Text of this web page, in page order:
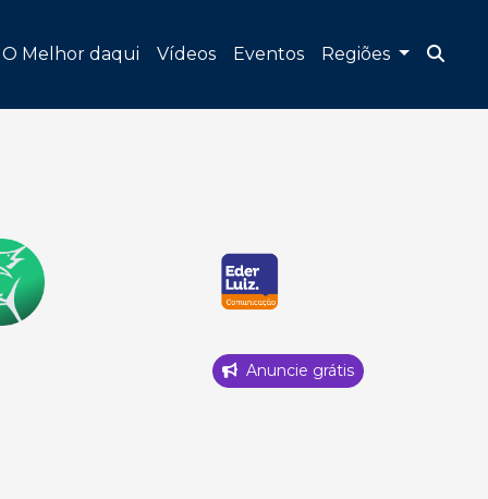
O Melhor daqui Vídeos Eventos Regiões
Anuncie grátis